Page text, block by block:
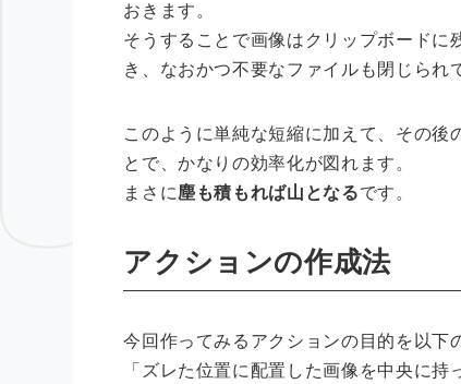
おきます。
そうすることで画像はクリップボードに
き、なおかつ不要なファイルも閉じられ
このように単純な短縮に加えて、その後
とで、かなりの効率化が図れます。
まさに塵も積もれば山となるです。
アクションの作成法
今回作ってみるアクションの目的を以下
「ズレた位置に配置した画像を中央に持